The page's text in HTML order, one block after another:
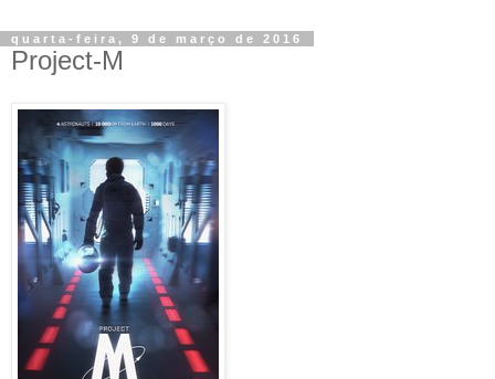
quarta-feira, 9 de março de 2016
Project-M